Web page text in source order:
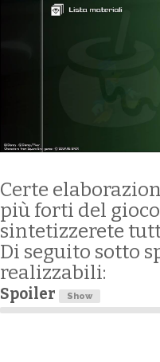
Certe
più forti del
sintetizzerete
Di seguito sotto
realizzabili:
Spoiler